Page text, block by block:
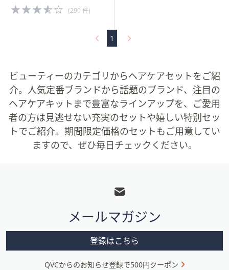
3.5
of
(290 件)
1
ビューティーのカテゴリからヘアケアセットをご紹
介。人気定番ブランドから話題のブランド、注目の
ヘアケアキットまで豊富なラインアップを、ご愛用
者の方は見逃せない充実のセットや嬉しい特別セッ
トでご紹介。期間限定価格のセットもご用意してい
ますので、ぜひ毎日チェックください。
メ
ニ
メールマガジン
登録はこちら
QVCからのお知らせ登録で500円クーポン